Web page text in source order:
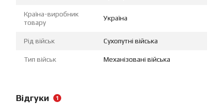
Країна-виробник
товару
Україна
Рід військ Сухопутні війська
Тип військ Механізовані війська
Відгуки 1